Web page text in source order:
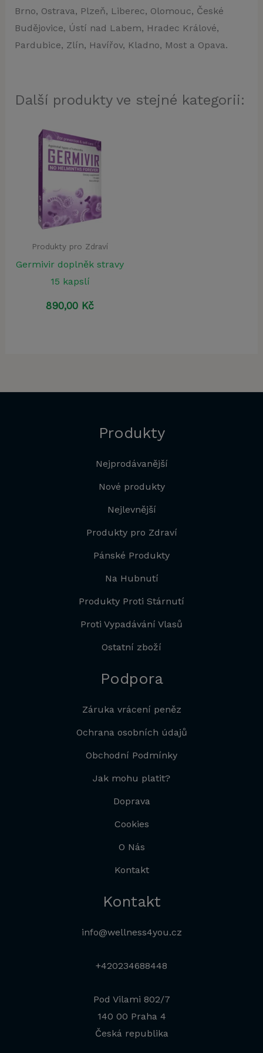
Brno, Ostrava, Plzeň, Liberec, Olomouc, České
Budějovice, Ústí nad Labem, Hradec Králové,
Pardubice, Zlín, Havířov, Kladno, Most a Opava.
Další produkty ve stejné kategorii:
Produkty pro Zdraví
Germivir doplněk stravy
15 kapslí
890,00 Kč
Produkty
Nejprodávanější
Nové produkty
Nejlevnější
Produkty pro Zdraví
Pánské Produkty
Na Hubnutí
Produkty Proti Stárnutí
Proti Vypadávání Vlasů
Ostatní zboží
Podpora
Záruka vrácení peněz
Ochrana osobních údajů
Obchodní Podmínky
Jak mohu platit?
Doprava
Cookies
O Nás
Kontakt
Kontakt
info@wellness4you.cz
+420234688448
Pod Vilami 802/7
140 00 Praha 4
Česká republika